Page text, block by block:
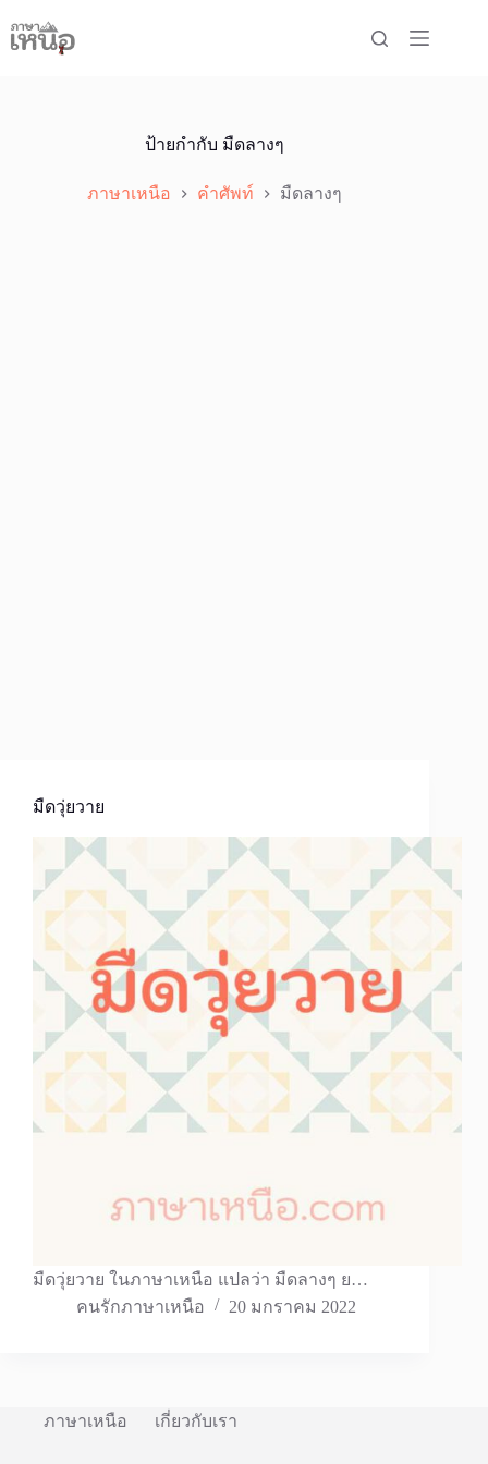
to
content
ป้ายกำกับ มืดลางๆ
ภาษาเหนือ คำศัพท์ มืดลางๆ
มืดวุ่ยวาย
มืดวุ่ยวาย ในภาษาเหนือ แปลว่า มืดลางๆ ย…
คนรักภาษาเหนือ
20 มกราคม 2022
ภาษาเหนือ เกี่ยวกับเรา